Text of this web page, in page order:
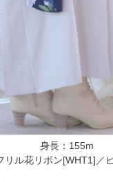
身長：155m
リル花リボン[WHT1]／